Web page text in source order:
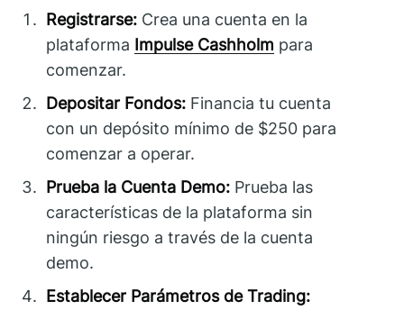
Registrarse: Crea una cuenta en la
plataforma Impulse Cashholm para
comenzar.
Depositar Fondos: Financia tu cuenta
con un depósito mínimo de $250 para
comenzar a operar.
Prueba la Cuenta Demo: Prueba las
características de la plataforma sin
ningún riesgo a través de la cuenta
demo.
Establecer Parámetros de Trading: